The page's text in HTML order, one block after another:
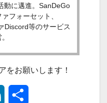
動に邁進。SanDeGo
フォーセット、
Discord等のサービス
をお願いします！